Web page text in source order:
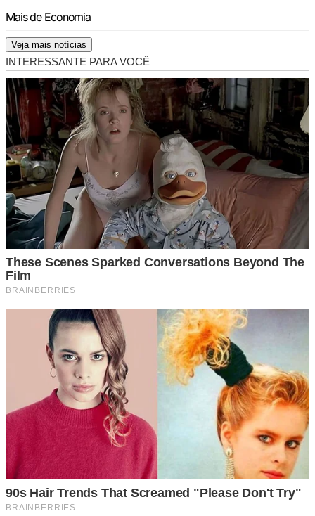
Mais de Economia
Veja mais notícias